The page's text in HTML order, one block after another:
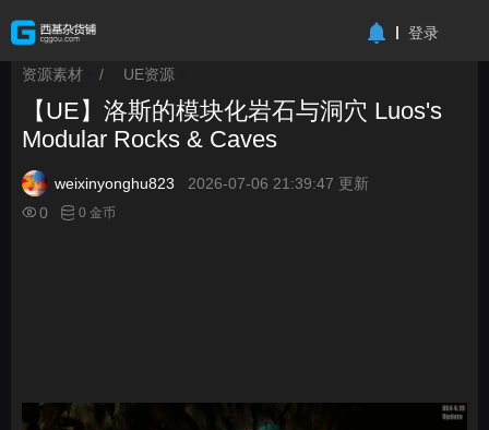
登录
资源素材 / UE资源
【UE】洛斯的模块化岩石与洞穴 Luos's
Modular Rocks & Caves
weixinyonghu823
2026-07-06 21:39:47 更新
0
0 金币